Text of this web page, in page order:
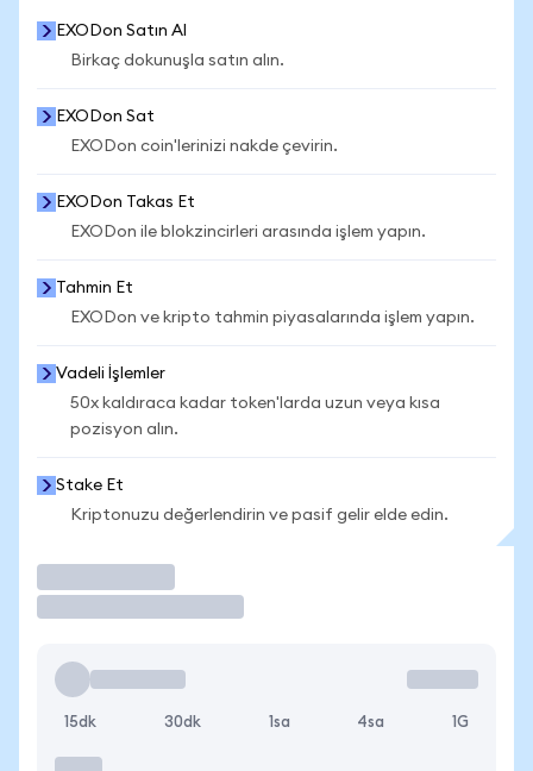
EXODon Satın Al
Birkaç dokunuşla satın alın.
EXODon Sat
EXODon coin'lerinizi nakde çevirin.
EXODon Takas Et
EXODon ile blokzincirleri arasında işlem yapın.
Tahmin Et
EXODon ve kripto tahmin piyasalarında işlem yapın.
Vadeli İşlemler
50x kaldıraca kadar token'larda uzun veya kısa
pozisyon alın.
Stake Et
Kriptonuzu değerlendirin ve pasif gelir elde edin.
15dk 30dk 1sa 4sa 1G